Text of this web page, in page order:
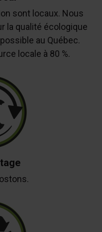
sont locaux. Nous
la qualité écologique
au Québec.
locale à 80 %.